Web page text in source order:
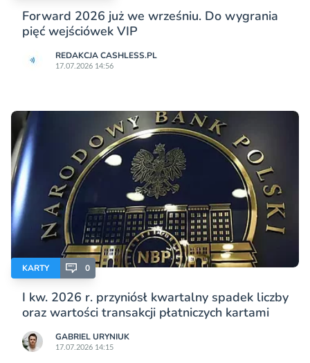
Forward 2026 już we wrześniu. Do wygrania
pięć wejściówek VIP
REDAKCJA CASHLESS.PL
17.07.2026 14:56
KARTY 0
I kw. 2026 r. przyniósł kwartalny spadek liczby
oraz wartości transakcji płatniczych kartami
GABRIEL URYNIUK
17.07.2026 14:15